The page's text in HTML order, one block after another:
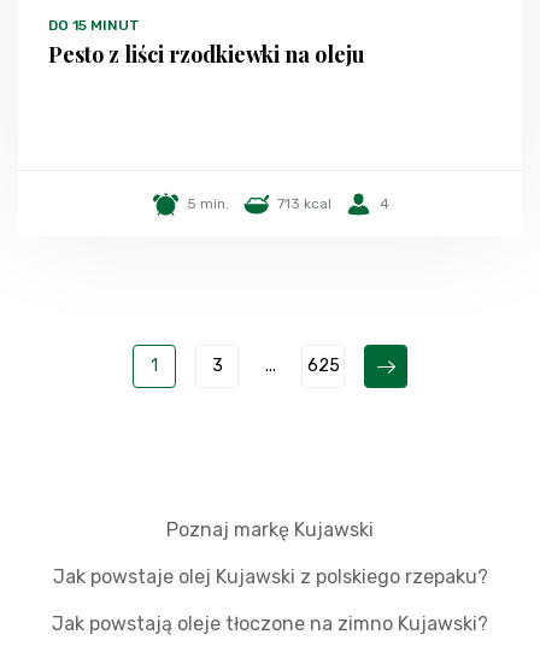
DO 15 MINUT
Pesto z liści rzodkiewki na oleju
5 min. 713 kcal 4
1 3 ... 625
Poznaj markę Kujawski
Jak powstaje olej Kujawski z polskiego rzepaku?
Jak powstają oleje tłoczone na zimno Kujawski?